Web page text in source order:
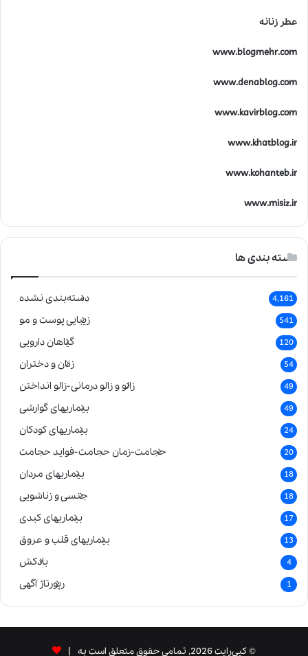
عطر زنانه
www.blogmehr.com
www.denablog.com
www.kavirblog.com
www.khatblog.ir
www.kohanteb.ir
www.misiz.ir
دسته بندی ها
دسته‌بندی نشده 4,161
زیبایی پوست و مو 541
گیاهان دارویی 120
زنان و دختران 54
زالو و زالو درمانی-زالو انداختن 49
بیماریهای گوارشی 49
بیماریهای کودکان 24
حجامت-زمان حجامت-فواید حجامت 20
بیماریهای مردان 18
جنسی و زناشویی 18
بیماریهای کبدی 17
بیماریهای قلب و عروق 13
بادکش 4
رپورتاژ آگهی 1
© کپی‌رایت 2026, تمامی حقوق متعلق است به |